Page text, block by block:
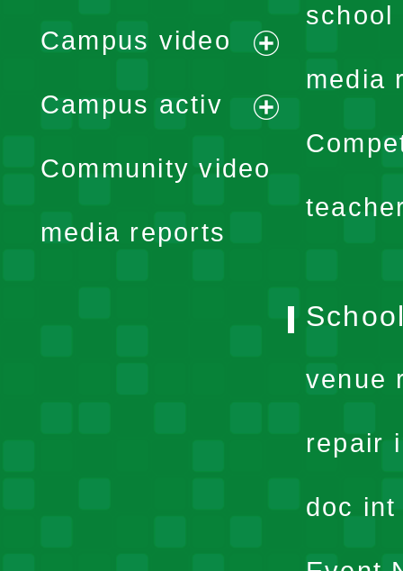
school
media
Campus video
expand
menu
Campus activ
expand
Community video
media reports
venue
repair
doc